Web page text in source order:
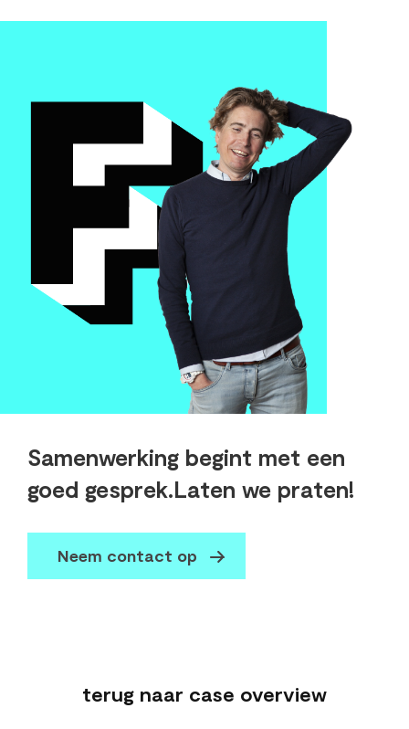
Samenwerking begint met een
goed gesprek.Laten we praten!
Neem contact op
terug naar case overview